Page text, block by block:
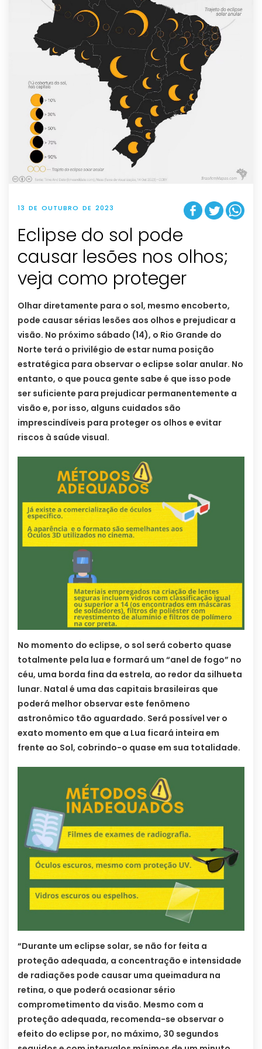
13 DE OUTUBRO DE 2023
Eclipse do sol pode
causar lesões nos olhos;
veja como proteger
Olhar diretamente para o sol, mesmo encoberto,
pode causar sérias lesões aos olhos e prejudicar a
visão. No próximo sábado (14), o Rio Grande do
Norte terá o privilégio de estar numa posição
estratégica para observar o eclipse solar anular. No
entanto, o que pouca gente sabe é que isso pode
ser suficiente para prejudicar permanentemente a
visão e, por isso, alguns cuidados são
imprescindíveis para proteger os olhos e evitar
riscos à saúde visual.
No momento do eclipse, o sol será coberto quase
totalmente pela lua e formará um “anel de fogo” no
céu, uma borda fina da estrela, ao redor da silhueta
lunar. Natal é uma das capitais brasileiras que
poderá melhor observar este fenômeno
astronômico tão aguardado. Será possível ver o
exato momento em que a Lua ficará inteira em
frente ao Sol, cobrindo-o quase em sua totalidade.
“Durante um eclipse solar, se não for feita a
proteção adequada, a concentração e intensidade
de radiações pode causar uma queimadura na
retina, o que poderá ocasionar sério
comprometimento da visão. Mesmo com a
proteção adequada, recomenda-se observar o
efeito do eclipse por, no máximo, 30 segundos